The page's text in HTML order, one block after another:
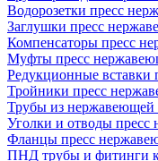
Водорозетки пресс
Заглушки пресс
Компенсаторы пресс
Муфты пресс
Редукционные вставки
Тройники пресс
Трубы из нержавеющей
Уголки и отводы пресс
Фланцы пресс
ПНД трубы и фитинги